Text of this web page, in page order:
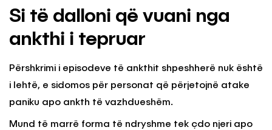
Si të dalloni që vuani nga
ankthi i tepruar
Përshkrimi i episodeve të ankthit shpeshherë nuk është
i lehtë, e sidomos për personat që përjetojnë atake
paniku apo ankth të vazhdueshëm.
Mund të marrë forma të ndryshme tek çdo njeri apo